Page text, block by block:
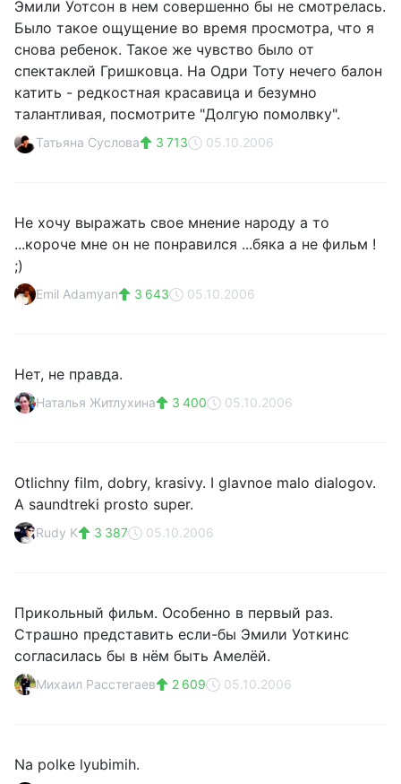
Эмили Уотсон в нем совершенно бы не смотрелась.
Было такое ощущение во время просмотра, что я
снова ребенок. Такое же чувство было от
спектаклей Гришковца. На Одри Тоту нечего балон
катить - редкостная красавица и безумно
талантливая, посмотрите "Долгую помолвку".
Татьяна Суслова 3 713 05.10.2006
Не хочу выражать свое мнение народу а то
...короче мне он не понравился ...бяка а не фильм !
;)
Emil Adamyan 3 643 05.10.2006
Нет, не правда.
Наталья Житлухина 3 400 05.10.2006
Otlichny film, dobry, krasivy. I glavnoe malo dialogov.
A saundtreki prosto super.
Rudy K 3 387 05.10.2006
Прикольный фильм. Особенно в первый раз.
Страшно представить если-бы Эмили Уоткинс
согласилась бы в нём быть Амелёй.
Михаил Расстегаев 2 609 05.10.2006
Na polke lyubimih.